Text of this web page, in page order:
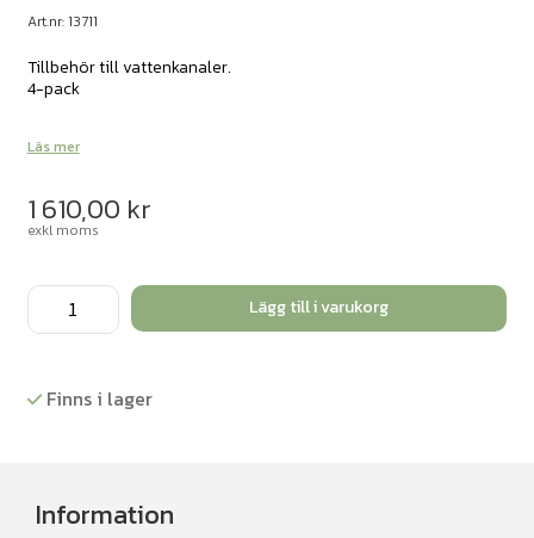
Art.nr: 13711
Tillbehör till vattenkanaler.
4-pack
Läs mer
1 610,00 kr
exkl moms
Ställning
hög,
vattenkanal
Lägg till i varukorg
Finns i lager
Information